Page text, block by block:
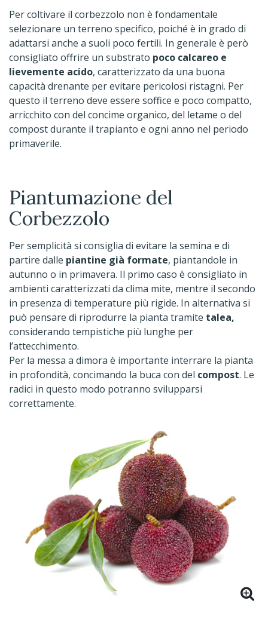
Per coltivare il corbezzolo non è fondamentale
selezionare un terreno specifico, poiché è in grado di
adattarsi anche a suoli poco fertili. In generale è però
consigliato offrire un substrato poco calcareo e
lievemente acido, caratterizzato da una buona
capacità drenante per evitare pericolosi ristagni. Per
questo il terreno deve essere soffice e poco compatto,
arricchito con del concime organico, del letame o del
compost durante il trapianto e ogni anno nel periodo
primaverile.
Piantumazione del
Corbezzolo
Per semplicità si consiglia di evitare la semina e di
partire dalle piantine già formate, piantandole in
autunno o in primavera. Il primo caso è consigliato in
ambienti caratterizzati da clima mite, mentre il secondo
in presenza di temperature più rigide. In alternativa si
può pensare di riprodurre la pianta tramite talea,
considerando tempistiche più lunghe per
l’attecchimento.
Per la messa a dimora è importante interrare la pianta
in profondità, concimando la buca con del compost. Le
radici in questo modo potranno svilupparsi
correttamente.